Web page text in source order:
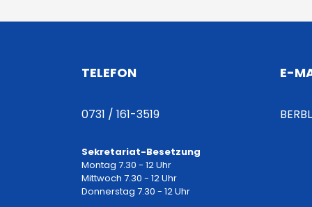
e
t
r
g
TELEFON
0731 / 161-3519
Sekretariat-Besetzung
Montag 7.30 - 12 Uhr
Mittwoch 7.30 - 12 Uhr
Donnerstag 7.30 - 12 Uhr
E-